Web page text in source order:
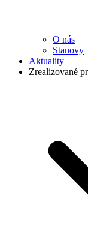
O nás
Stanovy
Aktuality
Zrealizované